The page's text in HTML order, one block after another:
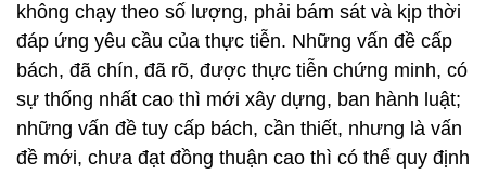
không chạy theo số lượng, phải bám sát và kịp thời
đáp ứng yêu cầu của thực tiễn. Những vấn đề cấp
bách, đã chín, đã rõ, được thực tiễn chứng minh, có
sự thống nhất cao thì mới xây dựng, ban hành luật;
những vấn đề tuy cấp bách, cần thiết, nhưng là vấn
đề mới, chưa đạt đồng thuận cao thì có thể quy định